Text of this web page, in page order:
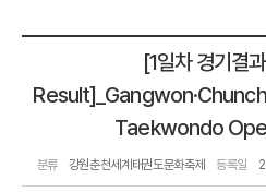
[1일차 경기결
Taekwondo
분류 강원춘천세계태권도문화축제 등록일